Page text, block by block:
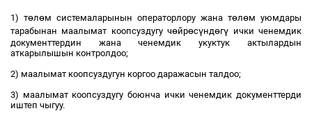
1) төлөм системаларынын операторлору жана төлөм уюмдары
тарабынан маалымат коопсуздугу чөйрөсүндөгү ички ченемдик
документтердин жана ченемдик укуктук актылардын
аткарылышын контролдоо;
2) маалымат коопсуздугун коргоо даражасын талдоо;
3) маалымат коопсуздугу боюнча ички ченемдик документтерди
иштеп чыгуу.